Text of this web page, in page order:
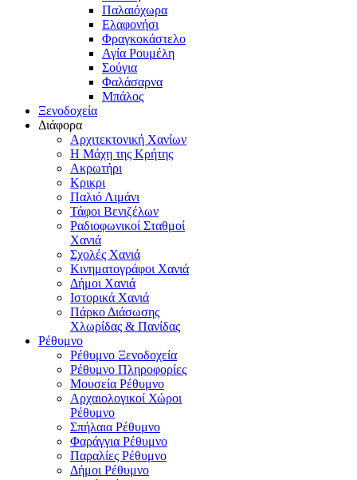
Παλαιόχωρα
Ελαφονήσι
Φραγκοκάστελο
Αγία Ρουμέλη
Σούγια
Φαλάσαρνα
Μπάλος
Ξενοδοχεία
Διάφορα
Αρχιτεκτονική Χανίων
Η Μάχη της Κρήτης
Ακρωτήρι
Κρικρι
Παλιό Λιμάνι
Τάφοι Βενιζέλων
Ραδιοφωνικοί Σταθμοί
Χανιά
Σχολές Χανιά
Κινηματογράφοι Χανιά
Δήμοι Χανιά
Ιστορικά Χανιά
Πάρκο Διάσωσης
Χλωρίδας & Πανίδας
Ρέθυμνο
Ρέθυμνο Ξενοδοχεία
Ρέθυμνο Πληροφορίες
Μουσεία Ρέθυμνο
Αρχαιολογικοί Χώροι
Ρέθυμνο
Σπήλαια Ρέθυμνο
Φαράγγια Ρέθυμνο
Παραλίες Ρέθυμνο
Δήμοι Ρέθυμνο